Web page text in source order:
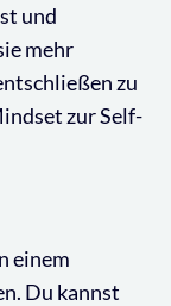
und
mehr
zu
zur Self-
einem
Du kannst